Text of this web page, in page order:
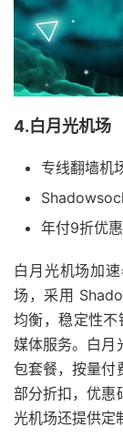
4.白月光机场
专线翻墙机
年付9折优惠
白月光机场加
场，采用
均衡，稳定性
媒体服务。白月
包套餐，按量付
部分折扣，优惠
光机场还提供定